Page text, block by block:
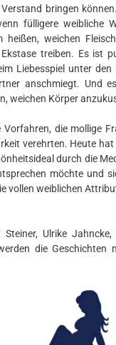
bringen
fülligere weibliche
weichen
treiben. Es ist
Liebesspiel unter
anschmiegt. Und
weichen Körper
die mollige
verehrten. Heute
durch die
möchte und
vollen weiblichen
Ulrike
die